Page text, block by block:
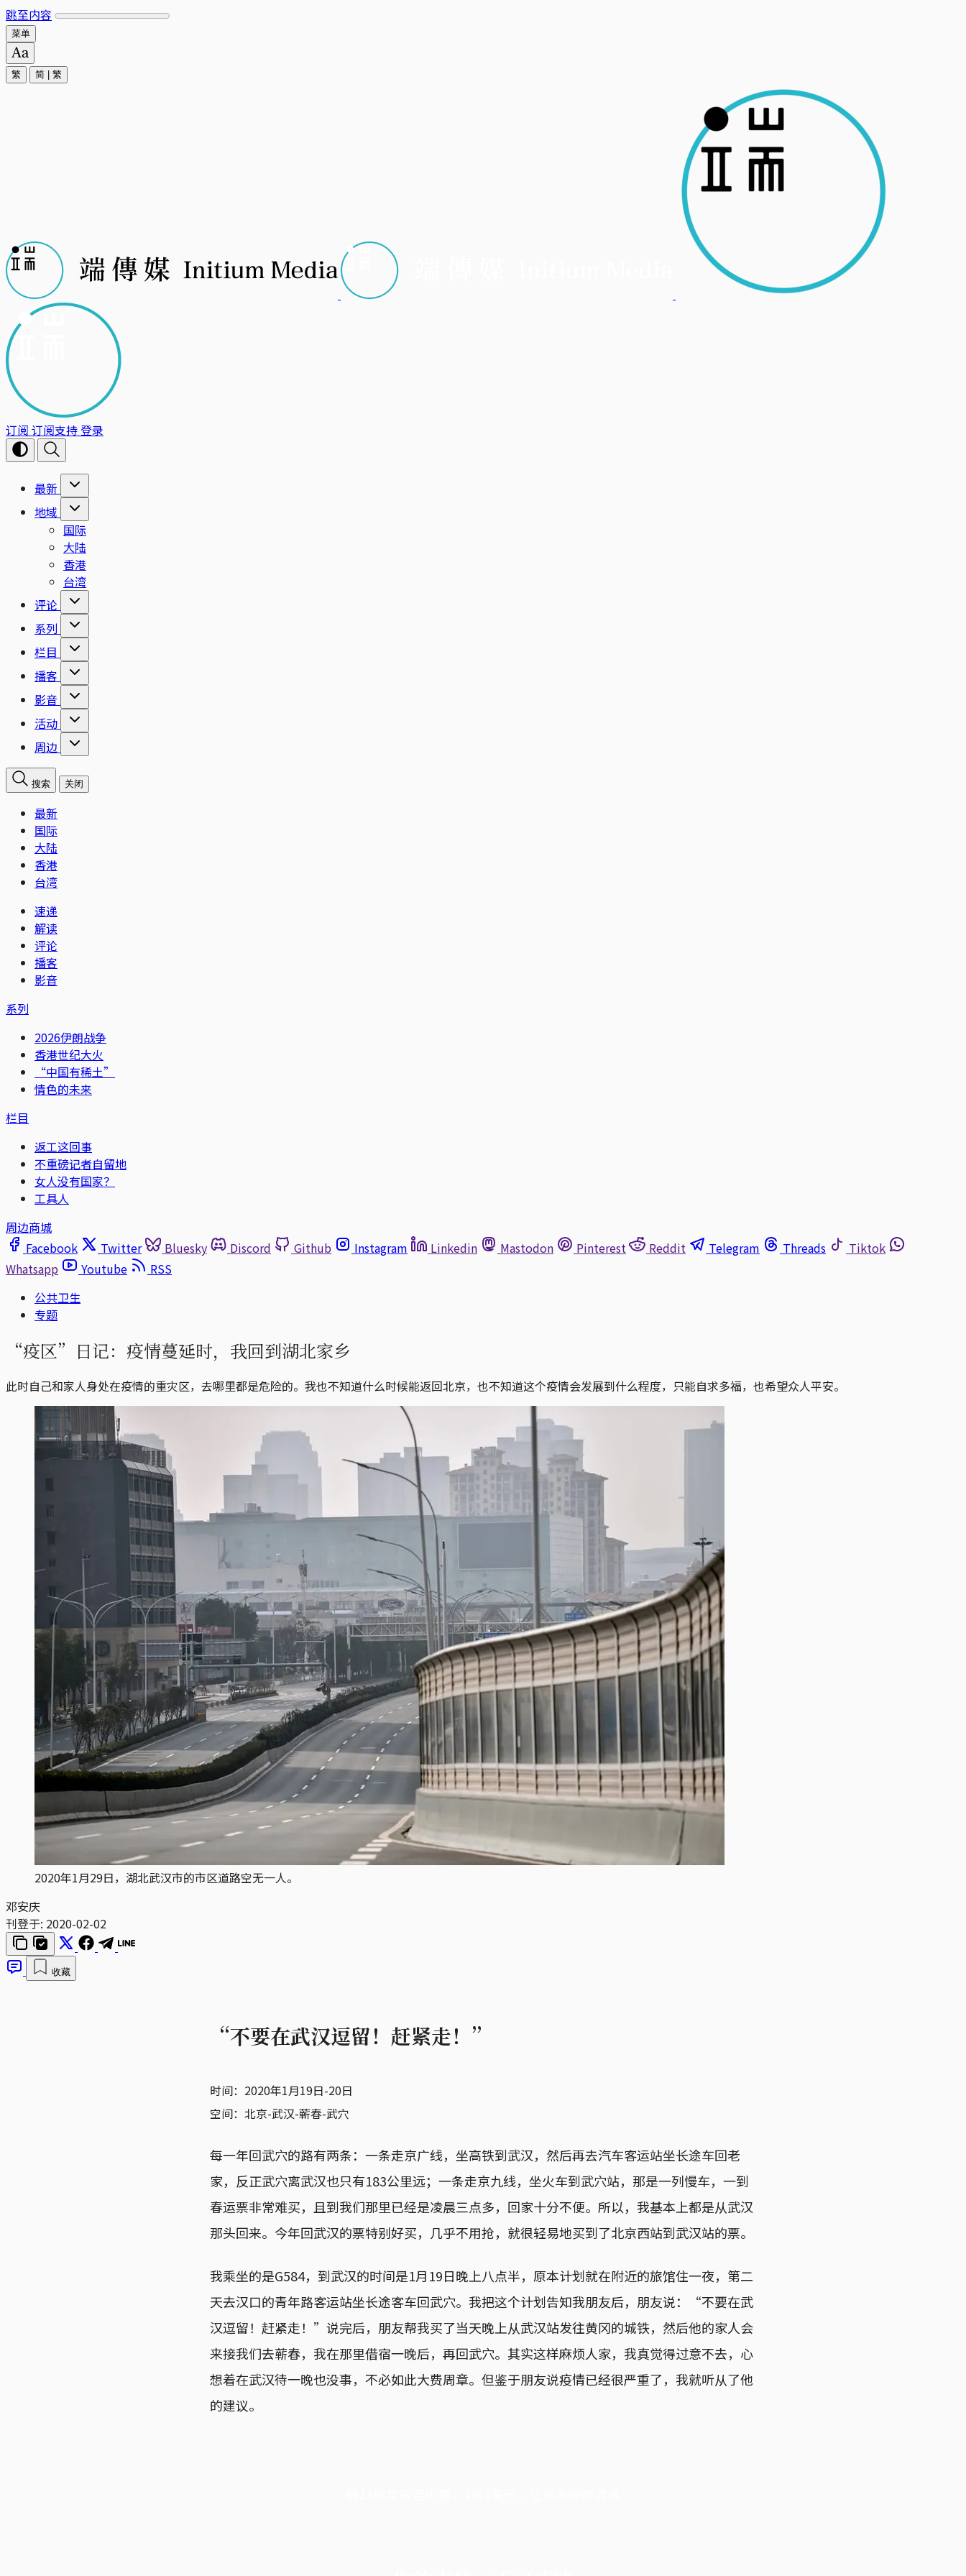
跳至内容
菜单
繁 简 繁
订阅 订阅支持登录
最新
地域
国际
大陆
香港
台湾
评论
系列
栏目
播客
影音
活动
周边
搜索 关闭
最新
国际
大陆
香港
台湾
速递
解读
评论
播客
影音
系列
2026伊朗战争
香港世纪大火
“中国有稀土”
情色的未来
栏目
返工这回事
不重磅记者自留地
女人没有国家？
工具人
周边商城
Facebook
Twitter Bluesky Discord Github Instagram Linkedin Mastodon Pinterest Reddit Telegram Threads
Tiktok
Whatsapp
Youtube
RSS
公共卫生
专题
“疫区”日记：疫情蔓延时，我回到湖北家乡
此时自己和家人身处在疫情的重灾区，去哪里都是危险的。我也不知道什么时候能返回北京，也不知道这个疫情会发展到什么程度，只能自求多福，也希望众人平安。
2020年1月29日，湖北武汉市的市区道路空无一人。
邓安庆
刊登于: 2020-02-02
收藏
“不要在武汉逗留！赶紧走！”
时间：2020年1月19日-20日
空间：北京-武汉-蕲春-武穴
每一年回武穴的路有两条：一条走京广线，坐高铁到武汉，然后再去汽车客运站坐长途车回老
家，反正武穴离武汉也只有183公里远；一条走京九线，坐火车到武穴站，那是一列慢车，一到
春运票非常难买，且到我们那里已经是凌晨三点多，回家十分不便。所以，我基本上都是从武汉
那头回来。今年回武汉的票特别好买，几乎不用抢，就很轻易地买到了北京西站到武汉站的票。
我乘坐的是G584，到武汉的时间是1月19日晚上八点半，原本计划就在附近的旅馆住一夜，第二
天去汉口的青年路客运站坐长途客车回武穴。我把这个计划告知我朋友后，朋友说：“不要在武
汉逗留！赶紧走！”说完后，朋友帮我买了当天晚上从武汉站发往黄冈的城铁，然后他的家人会
来接我们去蕲春，我在那里借宿一晚后，再回武穴。其实这样麻烦人家，我真觉得过意不去，心
想着在武汉待一晚也没事，不必如此大费周章。但鉴于朋友说疫情已经很严重了，我就听从了他
的建议。